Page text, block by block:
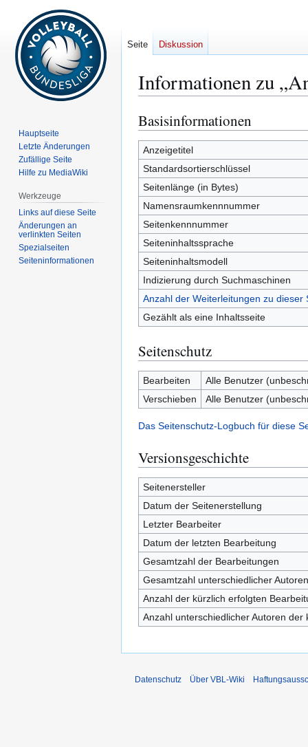
Informationen zu
Zur
Navigation
springen
Zur
Suche
springen
Basisinformationen
Anzeigetitel
Standardsortierschlüssel
Seitenlänge (in Bytes)
Namensraumkennnummer
Seitenkennnummer
Seiteninhaltssprache
Seiteninhaltsmodell
Indizierung durch Suchmaschinen
Anzahl der Weiterleitungen zu dieser
Gezählt als eine Inhaltsseite
Seitenschutz
Bearbeiten
Alle Benutzer
Verschieben
Alle Benutzer
Das Seitenschutz-Logbuch für diese
Versionsgeschichte
Seitenersteller
Datum der Seitenerstellung
Letzter Bearbeiter
Datum der letzten Bearbeitung
Gesamtzahl der Bearbeitungen
Gesamtzahl unterschiedlicher Autoren
Anzahl der kürzlich erfolgten
Anzahl unterschiedlicher Autoren
Seite Diskussion
Hauptseite
Letzte Änderungen
Zufällige Seite
Hilfe zu MediaWiki
Werkzeuge
Links auf diese Seite
Änderungen an
verlinkten Seiten
Spezialseiten
Seiten­­informationen
Datenschutz Über VBL-Wiki